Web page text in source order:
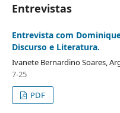
Entrevistas
Entrevista com
Discurso e Literatura.
Ivanete Bernardino Soares,
7-25
PDF